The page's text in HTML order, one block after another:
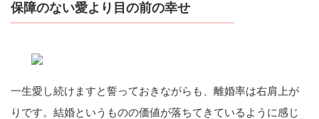
保障のない愛より目の前の幸せ
一生愛し続けますと誓っておきながらも、離婚率は右肩上が
りです。結婚というものの価値が落ちてきているように感じ